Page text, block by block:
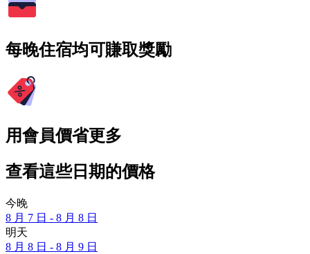
每晚住宿均可賺取獎勵
用會員價省更多
查看這些日期的價格
今晚
8 月 7 日 - 8 月 8 日
明天
8 月 8 日 - 8 月 9 日